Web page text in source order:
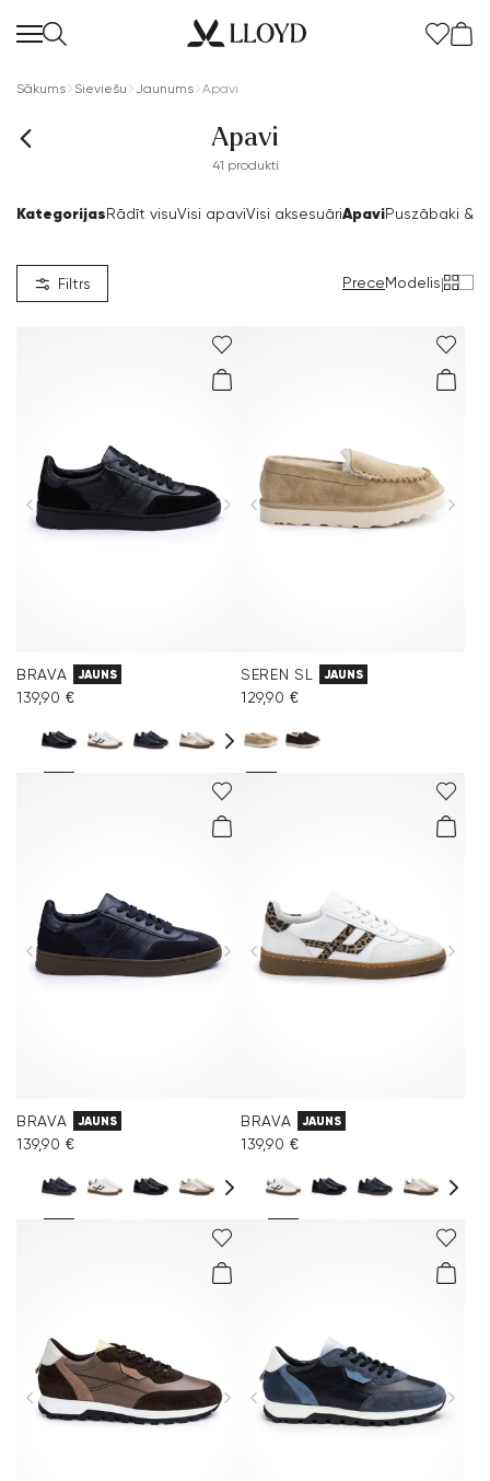
Sākums Sieviešu Jaunums Apavi
Apavi
41 produkti
KategorijasRādīt visuVisi apaviVisi aksesuāriApaviPuszābaki &
Filtrs PreceModelis|
BRAVA JAUNS
139,90 €
SEREN SL JAUNS
129,90 €
BRAVA JAUNS
139,90 €
BRAVA JAUNS
139,90 €